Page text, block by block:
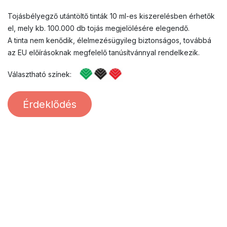
Tojásbélyegző utántöltő tinták 10 ml-es kiszerelésben érhetők
el, mely kb. 100.000 db tojás megjelölésére elegendő.
A tinta nem kenődik, élelmezésügyileg biztonságos, továbbá
az EU előírásoknak megfelelő tanúsítvánnyal rendelkezik.
Választható színek:
Érde​​klődés